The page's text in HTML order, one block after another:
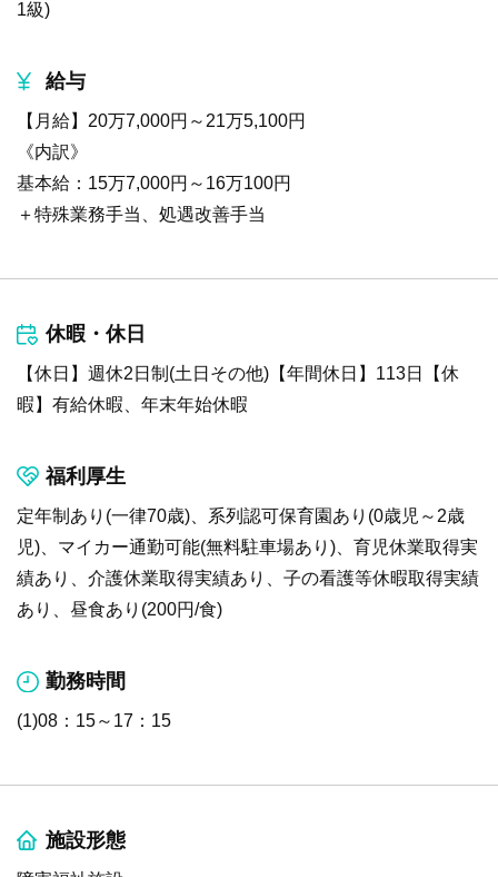
1級)
給与
【月給】20万7,000円～21万5,100円
《内訳》
基本給：15万7,000円～16万100円
＋特殊業務手当、処遇改善手当
休暇・休日
【休日】週休2日制(土日その他)【年間休日】113日【休
暇】有給休暇、年末年始休暇
福利厚生
定年制あり(一律70歳)、系列認可保育園あり(0歳児～2歳
児)、マイカー通勤可能(無料駐車場あり)、育児休業取得実
績あり、介護休業取得実績あり、子の看護等休暇取得実績
あり、昼食あり(200円/食)
勤務時間
(1)08：15～17：15
施設形態